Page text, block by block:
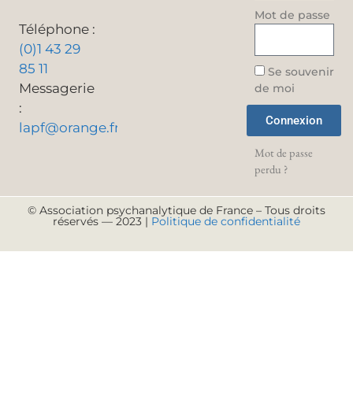
Téléphone :
(0)1 43 29
85 11
Messagerie
:
lapf@orange.fr
Mot de passe
Se souvenir
de moi
Connexion
Mot de passe
perdu ?
© Association psychanalytique de France – Tous droits
réservés — 2023 | Politique de confidentialité